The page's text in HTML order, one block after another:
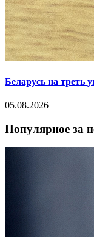
Беларусь на треть
05.08.2026
Популярное за